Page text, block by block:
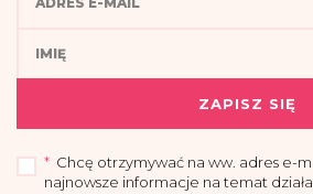
ZAPISZ SIĘ
* Chcę otrzymywać na ww. adres e-
najnowsze informacje na temat